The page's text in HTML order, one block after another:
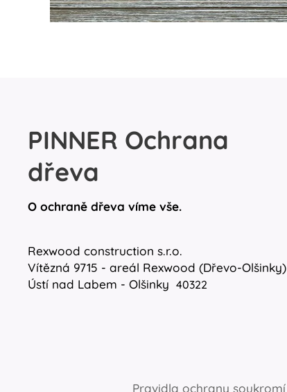
PINNER Ochrana
dřeva
O ochraně dřeva víme vše.
Rexwood construction s.r.o.
Vítězná 9715 - areál Rexwood (Dřevo-Olšinky)
Ústí nad Labem - Olšinky 40322
Pravidla ochrany soukromí